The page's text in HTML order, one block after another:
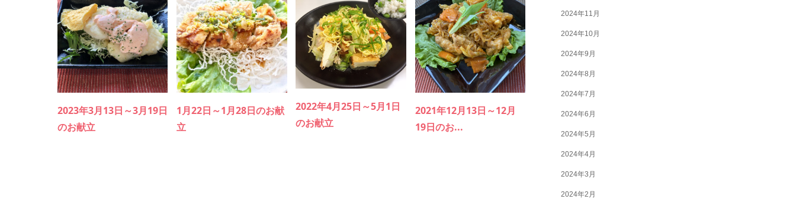
2023年3月13日～3月19日
のお献立
1月22日～1月28日のお献
立
2022年4月25日～5月1日
のお献立
2021年12月13日～12月
19日のお...
2024年11月
2024年10月
2024年9月
2024年8月
2024年7月
2024年6月
2024年5月
2024年4月
2024年3月
2024年2月